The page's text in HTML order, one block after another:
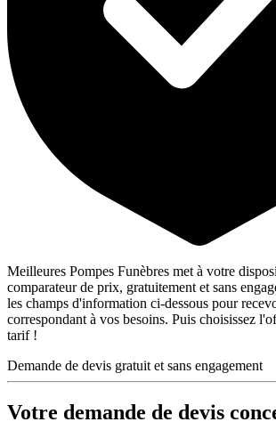
Meilleures Pompes Funèbres met à votre
comparateur de prix, gratuitement et sans
les champs d'information ci-dessous pour
correspondant à vos besoins. Puis choisissez
tarif !
Demande de devis gratuit et sans engagement
Votre demande de devis